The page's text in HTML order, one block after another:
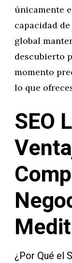
únicamente
capacidad
global
descubierto
momento
lo que
SEO
¿Por Qué el